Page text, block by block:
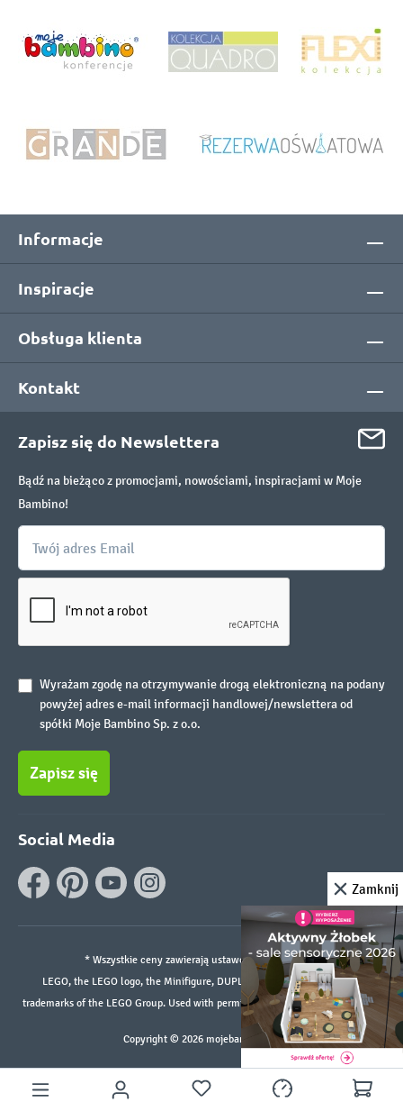
Informacje
Inspiracje
Obsługa klienta
Kontakt
Zapisz się do Newslettera
Bądź na bieżąco z promocjami, nowościami, inspiracjami w Moje
Bambino!
Wyrażam zgodę na otrzymywanie drogą elektroniczną na podany
powyżej adres e-mail informacji handlowej/newslettera od
spółki Moje Bambino Sp. z o.o.
Zapisz się
Social Media
* Wszystkie ceny zawierają ustawowy podatek VAT.
LEGO, the LEGO logo, the Minifigure, DUPLO, and the SPIKE logo are
trademarks of the LEGO Group. Used with permission. ©2026 The LEGO Group
Copyright © 2026 mojebambino.pl
Zamknij